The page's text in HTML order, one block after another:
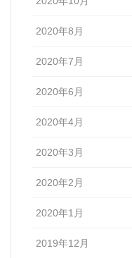
2020年8月
2020年7月
2020年6月
2020年4月
2020年3月
2020年2月
2020年1月
2019年12月